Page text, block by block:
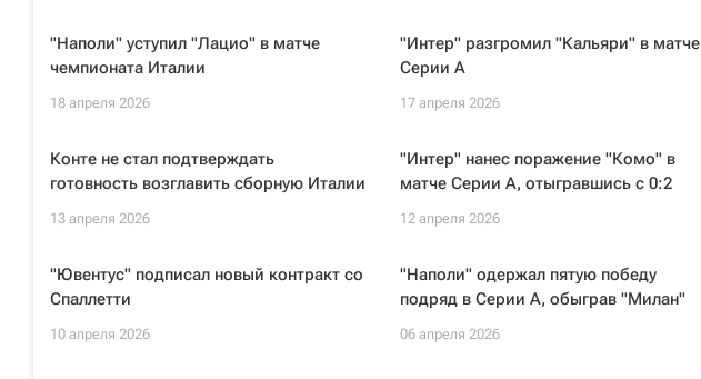
"Наполи" уступил "Лацио" в матче
чемпионата Италии
18 апреля 2026
"Интер" разгромил "Кальяри" в матче
Серии А
17 апреля 2026
Конте не стал подтверждать
готовность возглавить сборную Италии
13 апреля 2026
"Интер" нанес поражение "Комо" в
матче Серии А, отыгравшись с 0:2
12 апреля 2026
"Ювентус" подписал новый контракт со
Спаллетти
10 апреля 2026
"Наполи" одержал пятую победу
подряд в Серии А, обыграв "Милан"
06 апреля 2026